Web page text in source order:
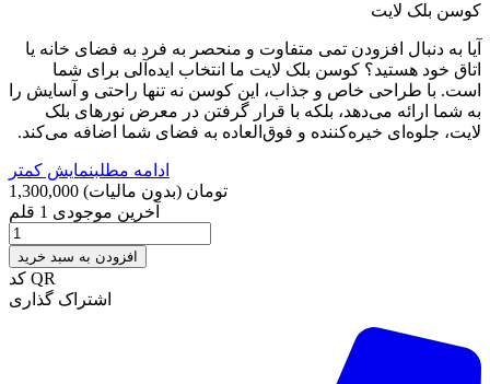
کوسن بلک لایت
آیا به دنبال افزودن تمی متفاوت و منحصر به فرد به فضای خانه یا
اتاق خود هستید؟ کوسن بلک لایت ما انتخاب ایده‌آلی برای شما
است. با طراحی خاص و جذاب، این کوسن نه تنها راحتی و آسایش را
به شما ارائه می‌دهد، بلکه با قرار گرفتن در معرض نورهای بلک
لایت، جلوه‌ای خیره‌کننده و فوق‌العاده به فضای شما اضافه می‌کند.
ادامه مطلبنمایش کمتر
1,300,000 تومان (بدون مالیات)
آخرین موجودی 1 قلم
افزودن به سبد خرید
کد QR
اشتراک گذاری